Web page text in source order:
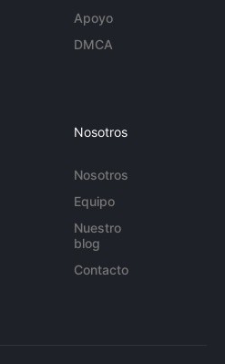
Apoyo
DMCA
Nosotros
Nosotros
Equipo
Nuestro
blog
Contacto